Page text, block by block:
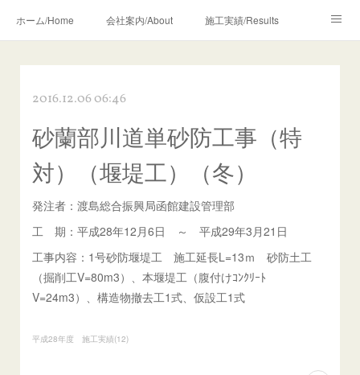
ホーム/Home 会社案内/About 施工実績/Results
2016.12.06 06:46
砂蘭部川道単砂防工事（特
対）（堰堤工）（冬）
発注者：渡島総合振興局函館建設管理部
工 期：平成28年12月6日 ～ 平成29年3月21日
工事内容：1号砂防堰堤工 施工延長L=13ｍ 砂防土工
（掘削工V=80m3）、本堰堤工（腹付けｺﾝｸﾘｰﾄ
V=24m3）、構造物撤去工1式、仮設工1式
平成28年度 施工実績(12)